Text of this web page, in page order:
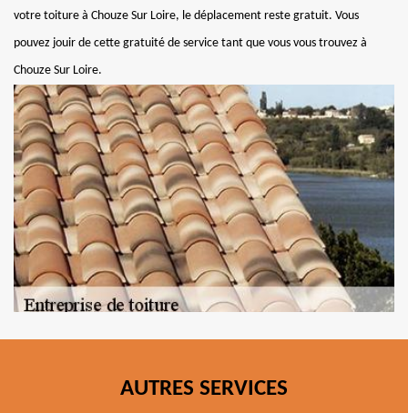
votre toiture à Chouze Sur Loire, le déplacement reste gratuit. Vous
pouvez jouir de cette gratuité de service tant que vous vous trouvez à
Chouze Sur Loire.
AUTRES SERVICES